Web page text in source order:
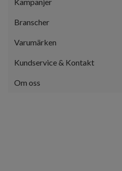
Branscher
Varumärken
Kundservice & Kontakt
Om oss